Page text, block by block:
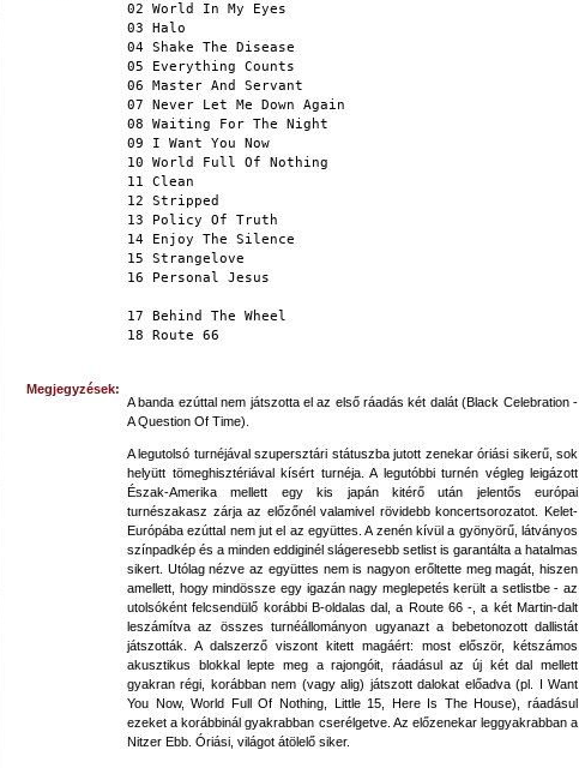
02 World In My Eyes
03 Halo
04 Shake The Disease
05 Everything Counts
06 Master And Servant
07 Never Let Me Down Again
08 Waiting For The Night
09 I Want You Now
10 World Full Of Nothing
11 Clean
12 Stripped
13 Policy Of Truth
14 Enjoy The Silence
15 Strangelove
16 Personal Jesus
17 Behind The Wheel
18 Route 66
Megjegyzések:
A banda ezúttal nem játszotta el az első ráadás két dalát (Black Celebration -
A Question Of Time).
A legutolsó turnéjával szupersztári státuszba jutott zenekar óriási sikerű, sok
helyütt tömeghisztériával kísért turnéja. A legutóbbi turnén végleg leigázott
Észak-Amerika mellett egy kis japán kitérő után jelentős európai
turnészakasz zárja az előzőnél valamivel rövidebb koncertsorozatot. Kelet-
Európába ezúttal nem jut el az együttes. A zenén kívül a gyönyörű, látványos
színpadkép és a minden eddiginél slágeresebb setlist is garantálta a hatalmas
sikert. Utólag nézve az együttes nem is nagyon erőltette meg magát, hiszen
amellett, hogy mindössze egy igazán nagy meglepetés került a setlistbe - az
utolsóként felcsendülő korábbi B-oldalas dal, a Route 66 -, a két Martin-dalt
leszámítva az összes turnéállományon ugyanazt a bebetonozott dallistát
játszották. A dalszerző viszont kitett magáért: most először, kétszámos
akusztikus blokkal lepte meg a rajongóit, ráadásul az új két dal mellett
gyakran régi, korábban nem (vagy alig) játszott dalokat előadva (pl. I Want
You Now, World Full Of Nothing, Little 15, Here Is The House), ráadásul
ezeket a korábbinál gyakrabban cserélgetve. Az előzenekar leggyakrabban a
Nitzer Ebb. Óriási, világot átölelő siker.